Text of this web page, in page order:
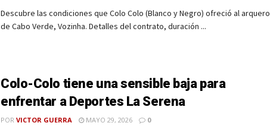
Descubre las condiciones que Colo Colo (Blanco y Negro) ofreció al arquero
de Cabo Verde, Vozinha. Detalles del contrato, duración ...
Colo-Colo tiene una sensible baja para
enfrentar a Deportes La Serena
POR VICTOR GUERRA MAYO 29, 2026 0